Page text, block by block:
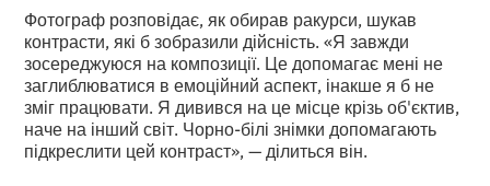
Фотограф розповідає, як обирав ракурси, шукав
контрасти, які б зобразили дійсність. «Я завжди
зосереджуюся на композиції. Це допомагає мені не
заглиблюватися в емоційний аспект, інакше я б не
зміг працювати. Я дивився на це місце крізь об'єктив,
наче на інший світ. Чорно-білі знімки допомагають
підкреслити цей контраст», — ділиться він.